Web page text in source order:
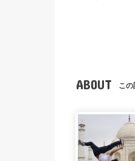
ABOUT この